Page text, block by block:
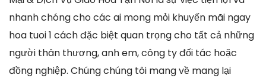
nhanh chóng cho các ai mong mỏi khuyến mãi ngay
hoa tuoi 1 cách đặc biệt quan trọng cho tất cả những
người thân thương, anh em, công ty đối tác hoặc
đồng nghiệp. Chúng chúng tôi mang về mang lại